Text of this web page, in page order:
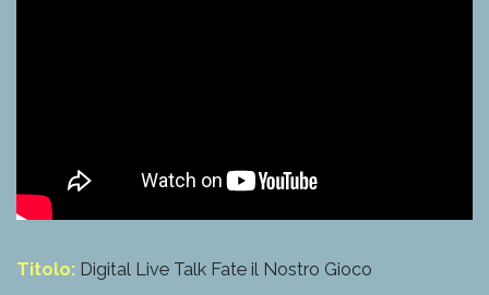
Titolo: Digital Live Talk Fate il Nostro Gioco